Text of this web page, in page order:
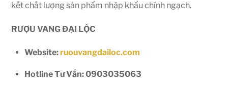
kết chất lượng sản phẩm nhập khẩu chính ngạch.
RƯỢU VANG ĐẠI LỘC
Website: ruouvangdailoc.com
Hotline Tư Vấn:0903035063